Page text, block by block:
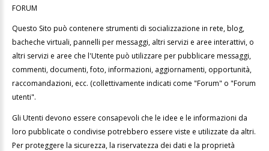
FORUM
Questo Sito può contenere strumenti di socializzazione in rete, blog,
bacheche virtuali, pannelli per messaggi, altri servizi e aree interattivi, o
altri servizi e aree che l'Utente può utilizzare per pubblicare messaggi,
commenti, documenti, foto, informazioni, aggiornamenti, opportunità,
raccomandazioni, ecc. (collettivamente indicati come "Forum" o "Forum
utenti".
Gli Utenti devono essere consapevoli che le idee e le informazioni da
loro pubblicate o condivise potrebbero essere viste e utilizzate da altri.
Per proteggere la sicurezza, la riservatezza dei dati e la proprietà